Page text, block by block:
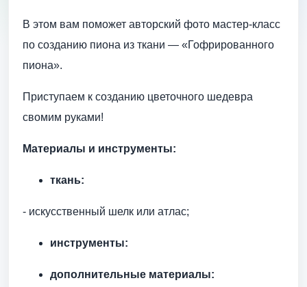
В этом вам поможет авторский фото мастер-класс
по созданию пиона из ткани — «Гофрированного
пиона».
Приступаем к созданию цветочного шедевра
свомим руками!
Материалы и инструменты:
ткань:
- искусственный шелк или атлас;
инструменты:
дополнительные материалы: